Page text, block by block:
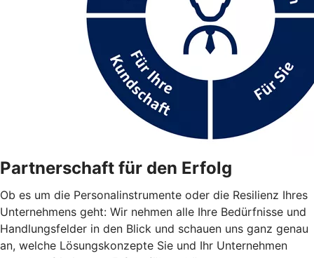
Partnerschaft für den Erfolg
Ob es um die Personalinstrumente oder die Resilienz Ihres
Unternehmens geht: Wir nehmen alle Ihre Bedürfnisse und
Handlungsfelder in den Blick und schauen uns ganz genau
an, welche Lösungskonzepte Sie und Ihr Unternehmen